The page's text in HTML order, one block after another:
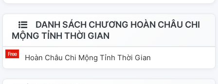
DANH SÁCH CHƯƠNG HOÀN CHÂU CHI
MỘNG TỈNH THỜI GIAN
Hoàn Châu Chi Mộng Tỉnh Thời Gian